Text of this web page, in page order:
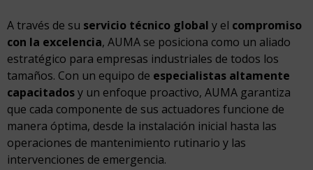
A través de su servicio técnico global y el compromiso
con la excelencia, AUMA se posiciona como un aliado
estratégico para empresas industriales de todos los
tamaños. Con un equipo de especialistas altamente
capacitadosy un enfoque proactivo, AUMA garantiza
que cada componente de sus actuadores funcione de
manera óptima, desde la instalación inicial hasta las
operaciones de mantenimiento rutinario y las
intervenciones de emergencia.